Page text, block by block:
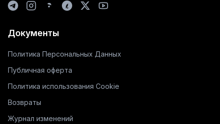
Документы
Политика Персональных Данных
Публичная оферта
Политика использования Cookie
Возвраты
Журнал изменений